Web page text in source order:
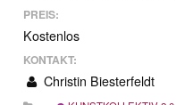
PREIS:
Kostenlos
KONTAKT:
Christin Biesterfeldt